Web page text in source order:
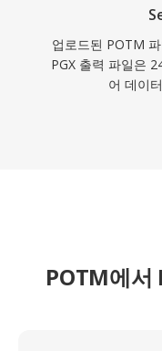
업로드된 POTM
PGX 출력 파일은
어 데이
POTM에서